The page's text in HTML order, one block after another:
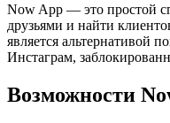
Now App — это простой
друзьями и найти
является альтернативой
Инстаграм,
Возможности